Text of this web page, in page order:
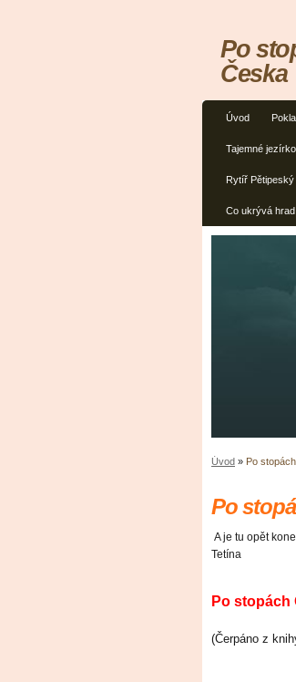
Úvod
Tajemné
Rytíř
Co ukrývá
Po
Česka
Úvod » Po
Po
A je tu opět
Tetína
Po stopách
(Čerpáno z